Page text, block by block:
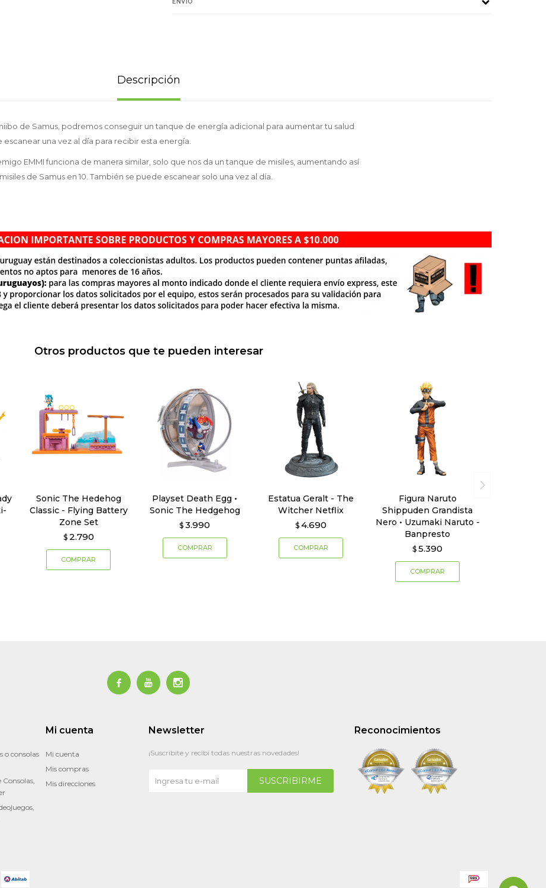
Descripción
de Samus, podremos conseguir un tanque de energía adicional para aumentar tu salud
escanear una vez al día para recibir esta energía.
EMMI funciona de manera similar, solo que nos da un tanque de misiles, aumentando así
de Samus en 10. También se puede escanear solo una vez al día.
Otros productos que te pueden interesar
Sonic The Hedehog
Classic - Flying Battery
Zone Set
$ 2.790
Playset Death Egg •
Sonic The Hedgehog
$ 3.990
Estatua Geralt - The
Witcher Netflix
$ 4.690
Figura Naruto
Shippuden Grandista
Nero • Uzumaki Naruto -
Banpresto
$ 5.390
  
Reconocimientos
o consolas
Mi cuenta
Mi cuenta
Mis compras
Mis direcciones
Newsletter
¡Suscribite y recibí todas nuestras novedades!
SUSCRIBIRME